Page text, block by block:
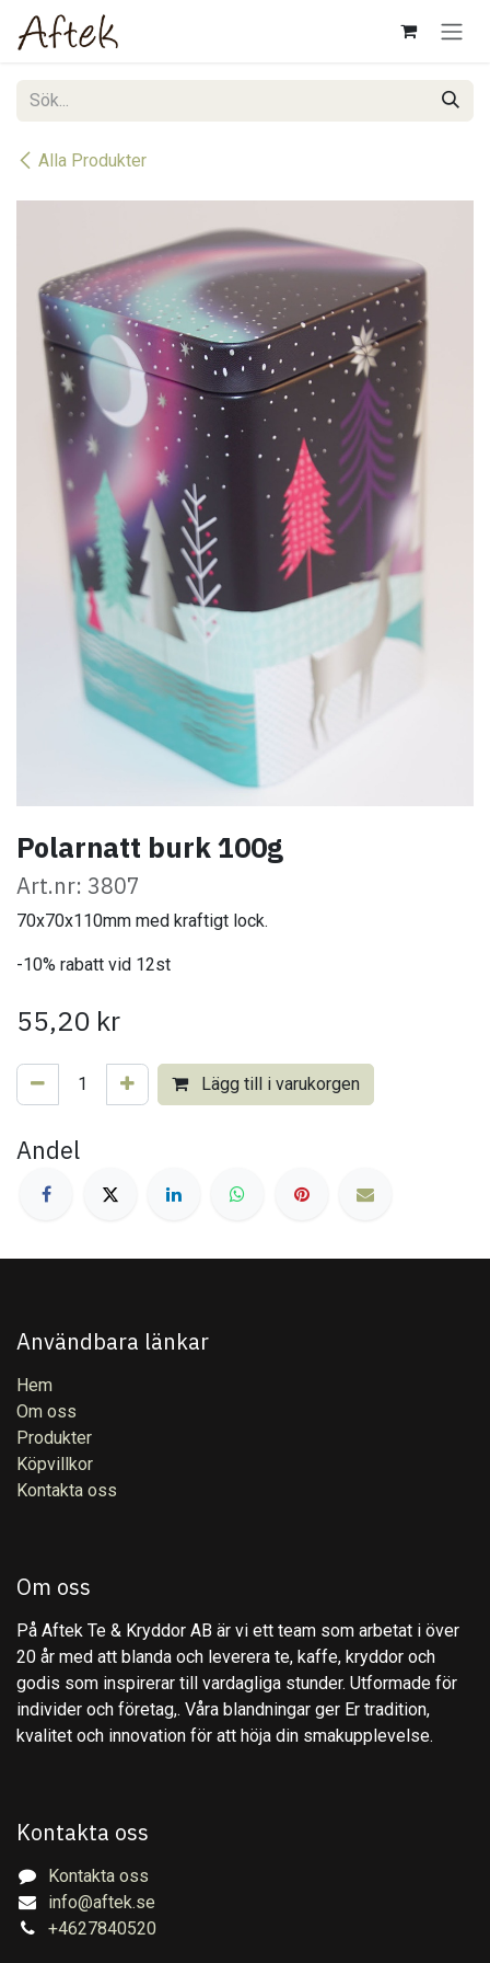
Hoppa till innehåll
Alla Produkter
Polarnatt burk 100g
Art.nr: 3807
70x70x110mm med kraftigt lock.
-10% rabatt vid 12st
55,20 kr
Lägg till i varukorgen
Andel
Användbara länkar
Hem
Om oss
Produkter
Köpvillkor
Kontakta oss
Om oss
På Aftek Te & Kryddor AB är vi ett team som arbetat i över
20 år med att blanda och leverera te, kaffe, kryddor och
godis som inspirerar till vardagliga stunder. Utformade för
individer och företag,. Våra blandningar ger Er tradition,
kvalitet och innovation för att höja din smakupplevelse.
Kontakta oss
Kontakta oss
info@aftek.se
+4627840520